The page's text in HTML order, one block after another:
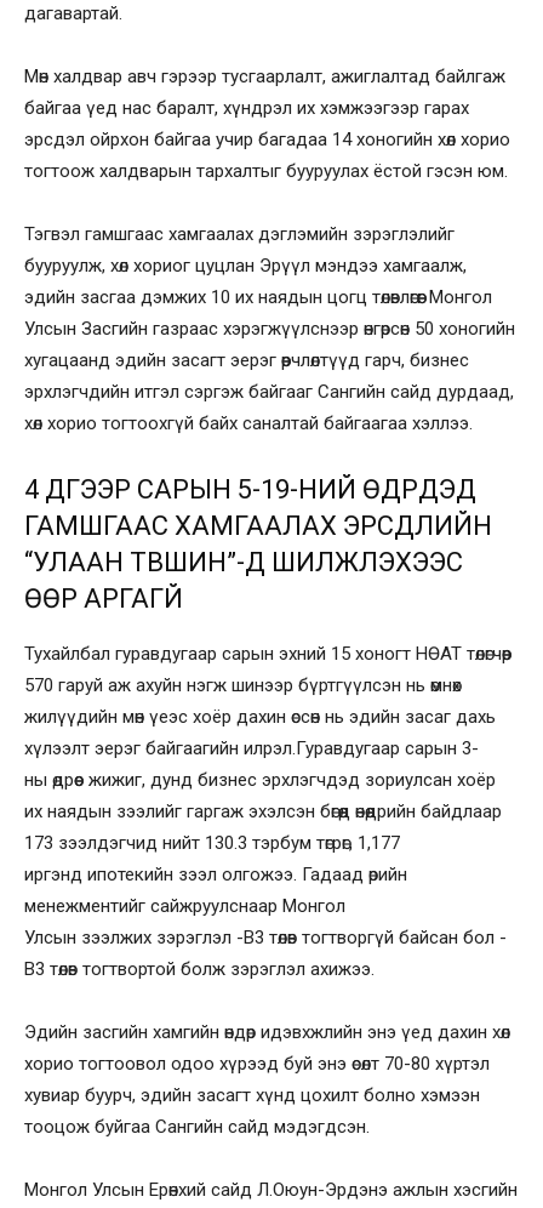
дагавартай.
Мөн халдвар авч гэрээр тусгаарлалт, ажиглалтад байлгаж
байгаа үед нас баралт, хүндрэл их хэмжээгээр гарах
эрсдэл ойрхон байгаа учир багадаа 14 хоногийн хөл хорио
тогтоож халдварын тархалтыг бууруулах ёстой гэсэн юм.
Тэгвэл гамшгаас хамгаалах дэглэмийн зэрэглэлийг
бууруулж, хөл хориог цуцлан Эрүүл мэндээ хамгаалж,
эдийн засгаа дэмжих 10 их наядын цогц төлөвлөгөөг Монгол
Улсын Засгийн газраас хэрэгжүүлснээр өнгөрсөн 50 хоногийн
хугацаанд эдийн засагт эерэг өөрчлөлтүүд гарч, бизнес
эрхлэгчдийн итгэл сэргэж байгааг Сангийн сайд дурдаад,
хөл хорио тогтоохгүй байх саналтай байгаагаа хэллээ.
4 ДҮГЭЭР САРЫН 5-19-НИЙ ӨДРҮҮДЭД
ГАМШГААС ХАМГААЛАХ ЭРСДЛИЙН
“УЛААН ТҮВШИН”-Д ШИЛЖҮҮЛЭХЭЭС
ӨӨР АРГАГҮЙ
Тухайлбал гуравдугаар сарын эхний 15 хоногт НӨАТ төлөгчөөр
570 гаруй аж ахуйн нэгж шинээр бүртгүүлсэн нь өмнөх
жилүүдийн мөн үеэс хоёр дахин өссөн нь эдийн засаг дахь
хүлээлт эерэг байгаагийн илрэл.Гуравдугаар сарын 3-
ны өдрөөс жижиг, дунд бизнес эрхлэгчдэд зориулсан хоёр
их наядын зээлийг гаргаж эхэлсэн бөгөөд өнөөдрийн байдлаар
173 зээлдэгчид нийт 130.3 тэрбум төгрөг, 1,177
иргэнд ипотекийн зээл олгожээ. Гадаад өрийн
менежментийг сайжруулснаар Монгол
Улсын зээлжих зэрэглэл -B3 төлөв тогтворгүй байсан бол -
B3 төлөв тогтвортой болж зэрэглэл ахижээ.
Эдийн засгийн хамгийн өндөр идэвхжлийн энэ үед дахин хөл
хорио тогтоовол одоо хүрээд буй энэ өсөлт 70-80 хүртэл
хувиар буурч, эдийн засагт хүнд цохилт болно хэмээн
тооцож буйгаа Сангийн сайд мэдэгдсэн.
Монгол Улсын Ерөнхий сайд Л.Оюун-Эрдэнэ ажлын хэсгийн